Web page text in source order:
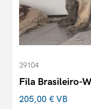
39104
Fila Brasileiro-
205,00 €VB